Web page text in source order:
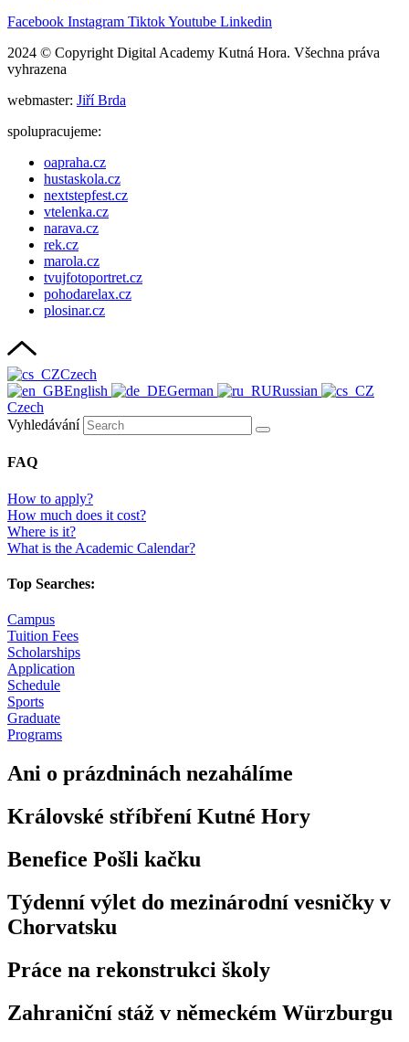
Facebook Instagram TiktokYoutube Linkedin
2024 © Copyright Digital Academy Kutná Hora. Všechna práva
vyhrazena
webmaster: Jiří Brda
spolupracujeme:
oapraha.cz
hustaskola.cz
nextstepfest.cz
vtelenka.cz
narava.cz
rek.cz
marola.cz
tvujfotoportret.cz
pohodarelax.cz
plosinar.cz
Czech
English
German
Russian
Czech
Vyhledávání
FAQ
How to apply?
How much does it cost?
Where is it?
What is the Academic Calendar?
Top Searches:
Campus
Tuition Fees
Scholarships
Application
Schedule
Sports
Graduate
Programs
Ani o prázdninách nezahálíme
Královské stříbření Kutné Hory
Benefice Pošli kačku
Týdenní výlet do mezinárodní vesničky v
Chorvatsku
Práce na rekonstrukci školy
Zahraniční stáž v německém Würzburgu